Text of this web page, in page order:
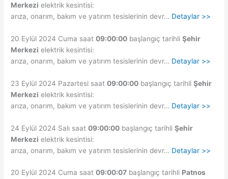
Merkezi elektrik kesintisi:
arıza, onarım, bakım ve yatırım tesislerinin devr… Detaylar >>
20 Eylül 2024 Cuma saat09:00:00 başlangıç tarihliŞehir
Merkezi elektrik kesintisi:
arıza, onarım, bakım ve yatırım tesislerinin devr… Detaylar >>
23 Eylül 2024 Pazartesi saat09:00:00 başlangıç tarihliŞehir
Merkezi elektrik kesintisi:
arıza, onarım, bakım ve yatırım tesislerinin devr… Detaylar >>
24 Eylül 2024 Salı saat09:00:00 başlangıç tarihliŞehir
Merkezi elektrik kesintisi:
arıza, onarım, bakım ve yatırım tesislerinin devr… Detaylar >>
20 Eylül 2024 Cuma saat09:00:07 başlangıç tarihli Patnos